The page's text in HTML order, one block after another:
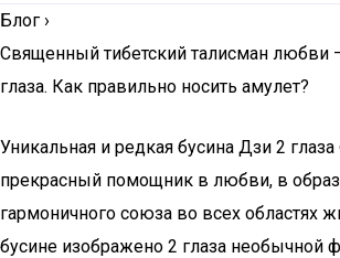
Блог ›
Священный тибетский талисман любви
глаза. Как правильно носить амулет?
Уникальная и редкая бусина Дзи 2
прекрасный помощник в любви, в
гармоничного союза во всех областях
бусине изображено 2 глаза необычной